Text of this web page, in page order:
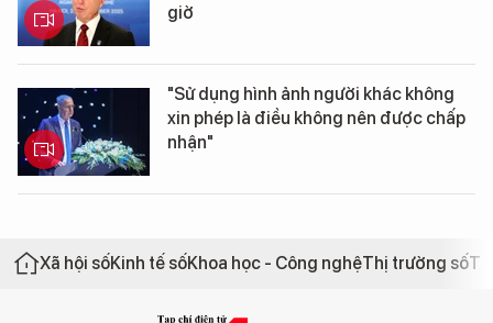
giờ
"Sử dụng hình ảnh người khác không
xin phép là điều không nên được chấp
nhận"
Xã hội sốKinh tế sốKhoa học - Công nghệThị trường số